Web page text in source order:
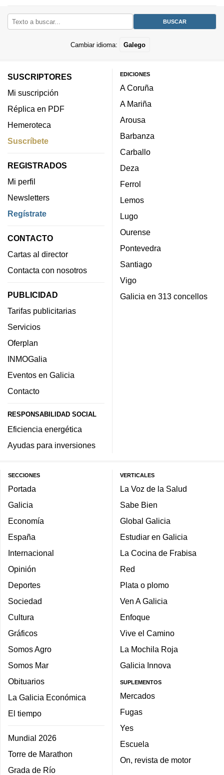
Cambiar idioma: Galego
SUSCRIPTORES
Mi suscripción
Réplica en PDF
Hemeroteca
Suscríbete
REGISTRADOS
Mi perfil
Newsletters
Regístrate
CONTACTO
Cartas al director
Contacta con nosotros
PUBLICIDAD
Tarifas publicitarias
Servicios
Oferplan
INMOGalia
Eventos en Galicia
Contacto
RESPONSABILIDAD SOCIAL
Eficiencia energética
Ayudas para inversiones
EDICIONES
A Coruña
A Mariña
Arousa
Barbanza
Carballo
Deza
Ferrol
Lemos
Lugo
Ourense
Pontevedra
Santiago
Vigo
Galicia en 313 concellos
SECCIONES
Portada
Galicia
Economía
España
Internacional
Opinión
Deportes
Sociedad
Cultura
Gráficos
Somos Agro
Somos Mar
Obituarios
La Galicia Económica
El tiempo
Mundial 2026
Torre de Marathon
Grada de Río
VERTICALES
La Voz de la Salud
Sabe Bien
Global Galicia
Estudiar en Galicia
La Cocina de Frabisa
Red
Plata o plomo
Ven A Galicia
Enfoque
Vive el Camino
La Mochila Roja
Galicia Innova
SUPLEMENTOS
Mercados
Fugas
Yes
Escuela
On, revista de motor